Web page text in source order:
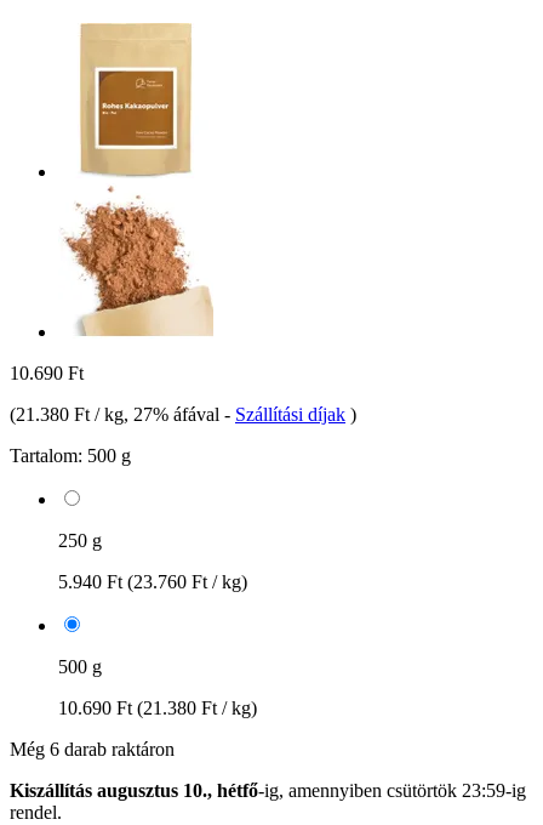
10.690 Ft
(21.380 Ft / kg, 27% áfával - Szállítási díjak )
Tartalom: 500 g
250 g
5.940 Ft (23.760 Ft / kg)
500 g
10.690 Ft (21.380 Ft / kg)
Még 6 darab raktáron
Kiszállítás augusztus 10., hétfő-ig, amennyiben csütörtök 23:59-ig
rendel.